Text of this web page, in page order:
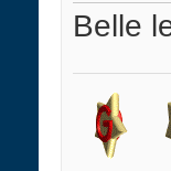
Belle